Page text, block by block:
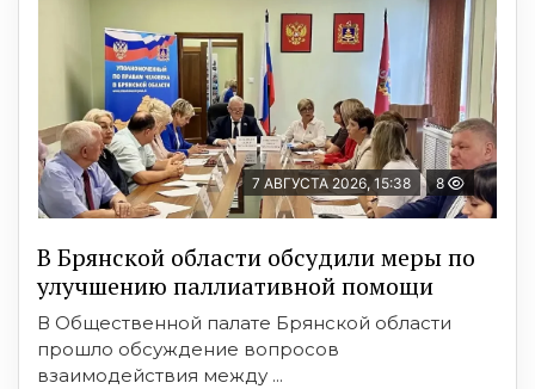
7 АВГУСТА 2026, 15:38 8
В Брянской области обсудили меры по
улучшению паллиативной помощи
В Общественной палате Брянской области
прошло обсуждение вопросов
взаимодействия между ...